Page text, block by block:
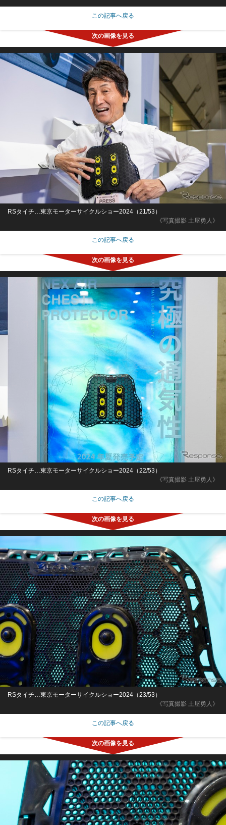
この記事へ戻る
《写真撮影 土屋勇人》
RSタイチ…東京モーターサイクルショー2024（21/53）
この記事へ戻る
《写真撮影 土屋勇人》
RSタイチ…東京モーターサイクルショー2024（22/53）
この記事へ戻る
《写真撮影 土屋勇人》
RSタイチ…東京モーターサイクルショー2024（23/53）
この記事へ戻る